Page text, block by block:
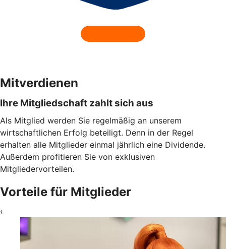
Mitverdienen
Ihre Mitgliedschaft zahlt sich aus
Als Mitglied werden Sie regelmäßig an unserem
wirtschaftlichen Erfolg beteiligt. Denn in der Regel
erhalten alle Mitglieder einmal jährlich eine Dividende.
Außerdem profitieren Sie von exklusiven
Mitgliedervorteilen.
Vorteile für Mitglieder
‹